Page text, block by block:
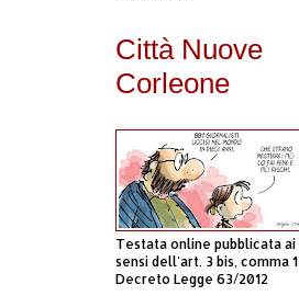
Città Nuove
Corleone
Testata online pubblicata ai
sensi dell'art. 3 bis, comma 1
Decreto Legge 63/2012